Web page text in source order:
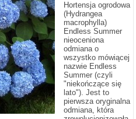
Hortensja ogrodowa
(Hydrangea
macrophylla)
Endless Summer
nieoceniona
odmiana o
wszystko mówiącej
nazwie Endless
Summer (czyli
"niekończące się
lato"). Jest to
pierwsza oryginalna
odmiana, która